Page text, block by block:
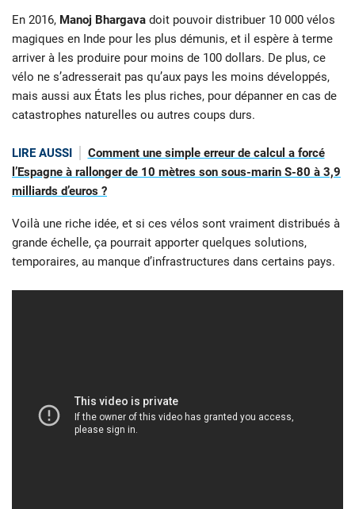
En 2016, Manoj Bhargava doit pouvoir distribuer 10 000 vélos
magiques en Inde pour les plus démunis, et il espère à terme
arriver à les produire pour moins de 100 dollars. De plus, ce
vélo ne s’adresserait pas qu’aux pays les moins développés,
mais aussi aux États les plus riches, pour dépanner en cas de
catastrophes naturelles ou autres coups durs.
LIRE AUSSI
Comment une simple erreur de calcul a forcé
l’Espagne à rallonger de 10 mètres son sous-marin S-80 à 3,9
milliards d’euros ?
Voilà une riche idée, et si ces vélos sont vraiment distribués à
grande échelle, ça pourrait apporter quelques solutions,
temporaires, au manque d’infrastructures dans certains pays.